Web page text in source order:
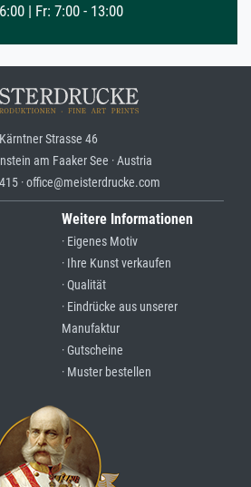
| Fr: 7:00 - 13:00
Kärntner Strasse 46
am Faaker See · Austria
· office@meisterdrucke.com
Weitere Informationen
· Eigenes Motiv
· Ihre Kunst verkaufen
· Qualität
· Eindrücke aus unserer
Manufaktur
· Gutscheine
· Muster bestellen